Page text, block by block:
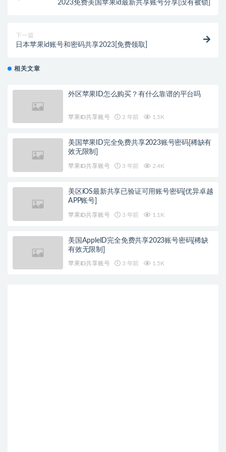
2023免费美国苹果id最新共享账号分享[没有被锁]
下一篇
日本苹果id账号和密码共享2023[免费领取]
相关文章
外区苹果ID怎么购买？有什么靠谱的平台吗
苹果ID共享账号 2 年前 1.5K
美国苹果ID完全免费共享2023账号密码[稀缺有
效无限制]
苹果ID共享账号 3 年前 2.4K
美区iOS最新共享已验证可用账号密码[优异卓越
APP账号]
苹果ID共享账号 3 年前 1.1K
美国AppleID完全免费共享2023账号密码[稀缺
有效无限制]
苹果ID共享账号 3 年前 1.5K